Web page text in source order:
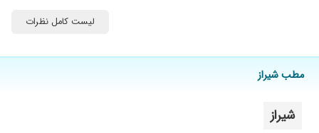
۱۴۰۱/۰۷/۰۱
لیست کامل نظرات
مطب شیراز
شیراز